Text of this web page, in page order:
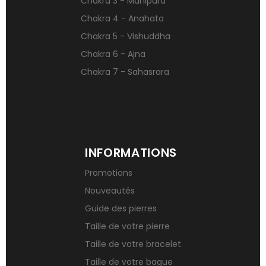
Signification des pierres de naissance
Chakra 4 - Anahata
Chakra 5 - Vishuddha
Chakra 6 - Ajna
Chakra 7 - Sahasrara
INFORMATIONS
Promotions
Nouveautés
Guide des pierres
Taille de votre pierre
Taille de votre bracelet
Taille de votre bague